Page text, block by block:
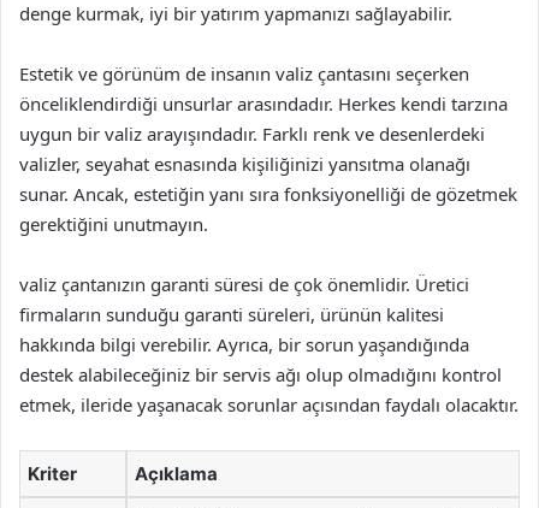
denge kurmak, iyi bir yatırım yapmanızı sağlayabilir.
Estetik ve görünüm de insanın valiz çantasını seçerken
önceliklendirdiği unsurlar arasındadır. Herkes kendi tarzına
uygun bir valiz arayışındadır. Farklı renk ve desenlerdeki
valizler, seyahat esnasında kişiliğinizi yansıtma olanağı
sunar. Ancak, estetiğin yanı sıra fonksiyonelliği de gözetmek
gerektiğini unutmayın.
valiz çantanızın garanti süresi de çok önemlidir. Üretici
firmaların sunduğu garanti süreleri, ürünün kalitesi
hakkında bilgi verebilir. Ayrıca, bir sorun yaşandığında
destek alabileceğiniz bir servis ağı olup olmadığını kontrol
etmek, ileride yaşanacak sorunlar açısından faydalı olacaktır.
Kriter Açıklama